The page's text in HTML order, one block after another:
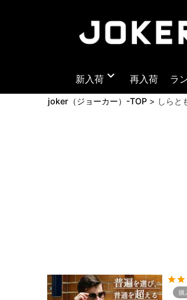
新入荷 expand_more 再入荷 ラ
joker（ジョーカー）-TOP しらと
購